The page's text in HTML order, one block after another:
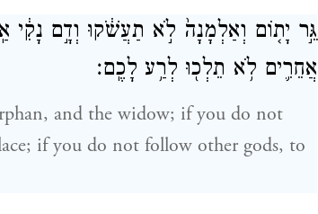
גֵּ֣ר יָת֤וֹם וְאַלְמָנָה֙ לֹ֣א תַעֲשֹׁ֔קוּ וְדָ֣ם נָקִ֔י
אֲחֵרִ֛ים לֹ֥א תֵלְכ֖וּ לְרַ֥ע לָכֶֽם׃
and the widow; if you do not
if you do not follow other gods, to